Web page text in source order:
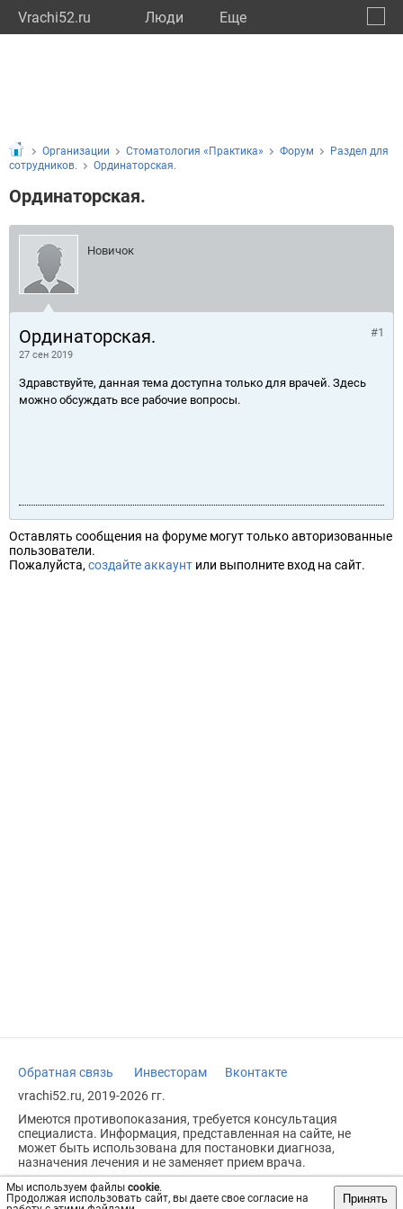
Vrachi52.ru Люди Eще
Мы используем файлы cookie.
Продолжая использовать сайт, вы даете свое согласие на
Принять
Организации Стоматология «Практика» Форум
Раздел для
сотрудников.
Ординаторская.
Ординаторская.
Новичок
Ординаторская.
27 сен 2019
#1
Здравствуйте, данная тема доступна только для врачей. Здесь
можно обсуждать все рабочие вопросы.
Оставлять сообщения на форуме могут только авторизованные
пользователи.
Пожалуйста, создайте аккаунт или выполните вход на сайт.
Обратная связь Инвесторам
Вконтакте
vrachi52.ru, 2019-2026 гг.
Имеются противопоказания, требуется консультация
специалиста. Информация, представленная на сайте, не
может быть использована для постановки диагноза,
назначения лечения и не заменяет прием врача.
Возрастное ограничение: 18+